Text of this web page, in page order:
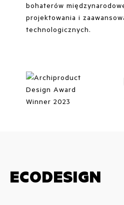
bohaterów
projektowania i
technologicznych.
ECODESIGN